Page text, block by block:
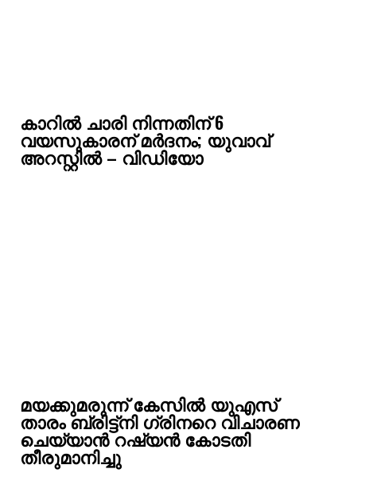
കാറില്‍ ചാരി നിന്നതിന് 6
വയസുകാരന് മർദനം; യുവാവ്
അറസ്റ്റില്‍ – വിഡിയോ
മയക്കുമരുന്ന് കേസിൽ യുഎസ്
താരം ബ്രിട്ട്നി ഗ്രിനറെ വിചാരണ
ചെയ്യാൻ റഷ്യൻ കോടതി
തീരുമാനിച്ചു